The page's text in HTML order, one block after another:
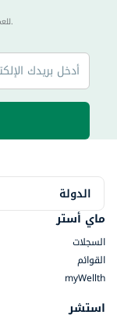
40 للعملاء الجدد فقط. تطبق الشروط والأحكام.
الدولة
ماي أستر
السجلات
القوائم
myWellth
استشر